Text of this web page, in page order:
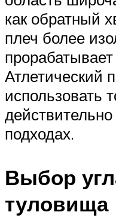
как обратный
плеч более
Атлетический
использовать
подходах.
Выбор
туловища